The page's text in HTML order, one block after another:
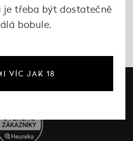
třeba být dostatečně
bobule.
VÍC JAK 18